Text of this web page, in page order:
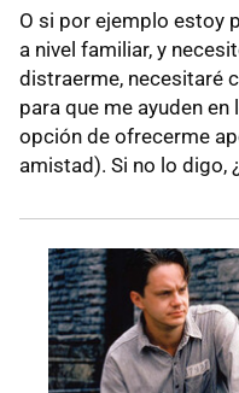
O si por ejemplo estoy
a nivel familiar, y
distraerme, necesitaré
para que me ayuden
opción de ofrecerme
amistad). Si no lo digo,